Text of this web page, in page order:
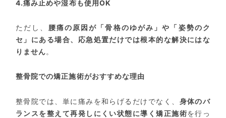
4.痛み止めや湿布も使用OK
ただし、 腰痛の原因が「骨格のゆがみ」や「姿勢のク
セ」にある場合、応急処置だけでは根本的な解決にはな
りません。
整骨院での矯正施術がおすすめな理由
整骨院では、単に痛みを和らげるだけでなく、 身体のバ
ランスを整えて再発しにくい状態に導く矯正施術を行っ